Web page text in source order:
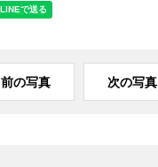
前の写真 次の写真